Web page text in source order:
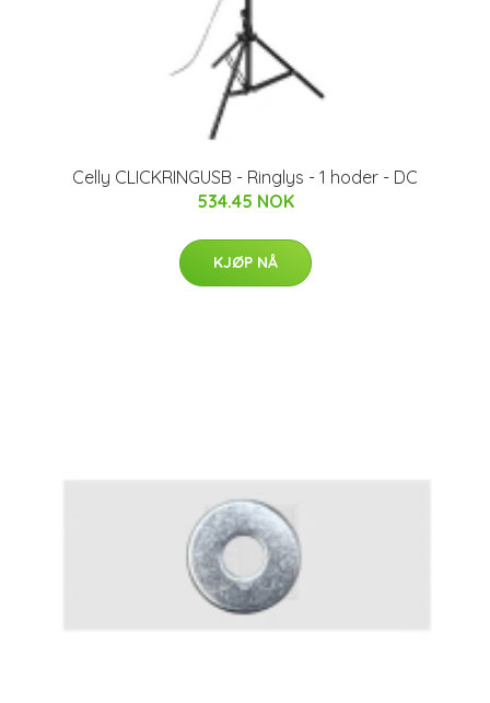
Celly CLICKRINGUSB - Ringlys - 1 hoder - DC
534.45 NOK
KJØP NÅ